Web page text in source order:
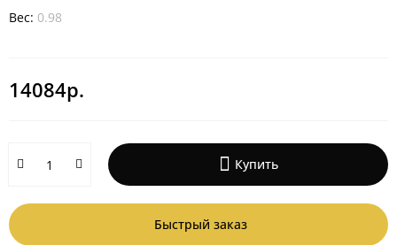
Вес: 0.98
14084р.
Купить
Быстрый заказ